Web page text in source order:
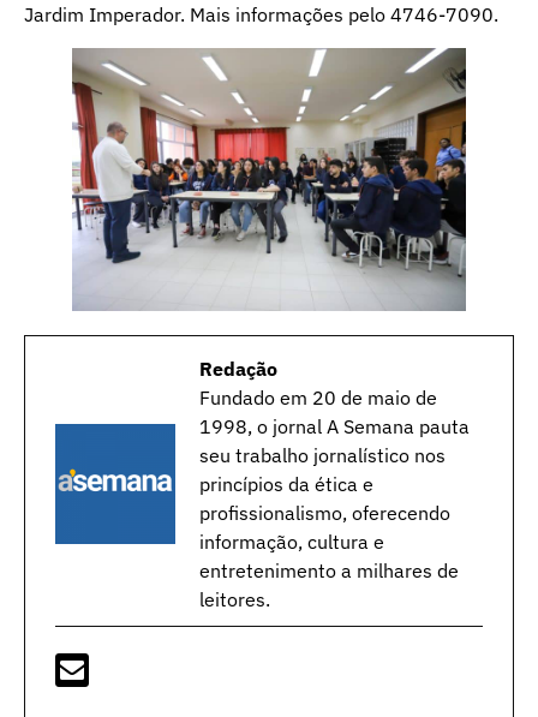
Jardim Imperador. Mais informações pelo 4746-7090.
Redação
Fundado em 20 de maio de
1998, o jornal A Semana pauta
seu trabalho jornalístico nos
princípios da ética e
profissionalismo, oferecendo
informação, cultura e
entretenimento a milhares de
leitores.